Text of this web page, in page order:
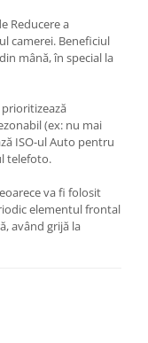
Reducere a
camerei. Beneficiul
mână, în special la
(ex: nu mai
ISO-ul Auto pentru
telefoto.
va fi folosit
elementul frontal
având grijă la